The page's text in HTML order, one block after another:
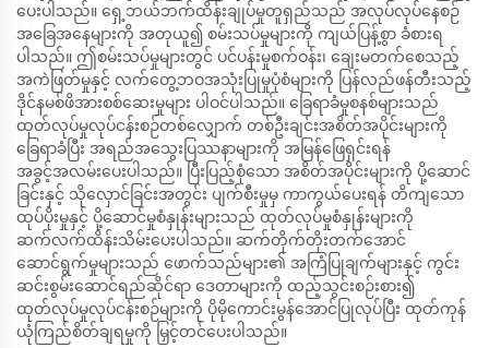
ပေးပါသည်။ ရှေ့ဘယ်ဘက်ထိန်းချုပ်မှုတူရှည်သည် အလုပ်လုပ်နေစဉ်
အခြေအနေများကို အတုယူ၍ စမ်းသပ်မှုများကို ကျယ်ပြန့်စွာ ခံစားရ
ပါသည်။ ဤစမ်းသပ်မှုများတွင် ပင်ပန်းမှုစက်ဝန်း၊ ချေးမတက်စေသည့်
အကဲဖြတ်မှုနှင့် လက်တွေ့ဘဝအသုံးပြုမှုပုံစံများကို ပြန်လည်ဖန်တီးသည့်
ဒိုင်နမစ်ဖိအားစစ်ဆေးမှုများ ပါဝင်ပါသည်။ ခြေရာခံမှုစနစ်များသည်
ထုတ်လုပ်မှုလုပ်ငန်းစဉ်တစ်လျှောက် တစ်ဦးချင်းအစိတ်အပိုင်းများကို
ခြေရာခံပြီး အရည်အသွေးပြဿနာများကို အမြန်ဖြေရှင်းရန်
အခွင့်အလမ်းပေးပါသည်။ ပြီးပြည့်စုံသော အစိတ်အပိုင်းများကို ပို့ဆောင်
ခြင်းနှင့် သိုလှောင်ခြင်းအတွင်း ပျက်စီးမှုမှ ကာကွယ်ပေးရန် တိကျသော
ထုပ်ပိုးမှုနှင့် ပို့ဆောင်မှုစံနှုန်းများသည် ထုတ်လုပ်မှုစံနှုန်းများကို
ဆက်လက်ထိန်းသိမ်းပေးပါသည်။ ဆက်တိုက်တိုးတက်အောင်
ဆောင်ရွက်မှုများသည် ဖောက်သည်များ၏ အကြံပြုချက်များနှင့် ကွင်း
ဆင်းစွမ်းဆောင်ရည်ဆိုင်ရာ ဒေတာများကို ထည့်သွင်းစဉ်းစား၍
ထုတ်လုပ်မှုလုပ်ငန်းစဉ်များကို ပိုမိုကောင်းမွန်အောင်ပြုလုပ်ပြီး ထုတ်ကုန်
ယုံကြည်စိတ်ချရမှုကို မြှင့်တင်ပေးပါသည်။